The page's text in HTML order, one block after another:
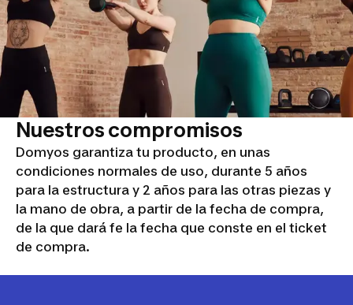
Nuestros compromisos
Domyos garantiza tu producto, en unas
condiciones normales de uso, durante 5 años
para la estructura y 2 años para las otras piezas y
la mano de obra, a partir de la fecha de compra,
de la que dará fe la fecha que conste en el ticket
de compra.